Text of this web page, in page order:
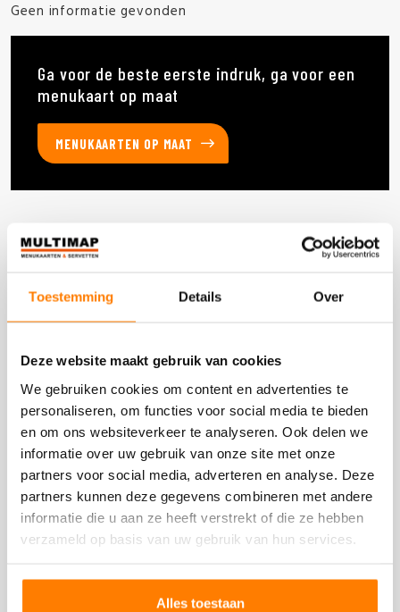
Toestemming Details Over
Deze website maakt gebruik van cookies
We gebruiken cookies om content en advertenties te
personaliseren, om functies voor social media te bieden
en om ons websiteverkeer te analyseren. Ook delen we
informatie over uw gebruik van onze site met onze
partners voor social media, adverteren en analyse. Deze
partners kunnen deze gegevens combineren met andere
informatie die u aan ze heeft verstrekt of die ze hebben
verzameld op basis van uw gebruik van hun services.
Alles toestaan
Geen informatie gevonden
Ga voor de beste eerste indruk, ga voor een
menukaart op maat
MENUKAARTEN OP MAAT
Deze producten heb je eerder bekeken